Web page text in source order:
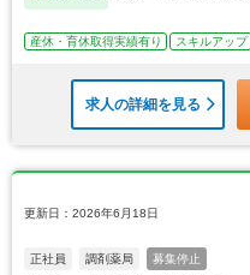
産休・育休取得実績有り スキルアップ
求人の詳細を見る
更新日：2026年6月18日
正社員 調剤薬局 募集停止